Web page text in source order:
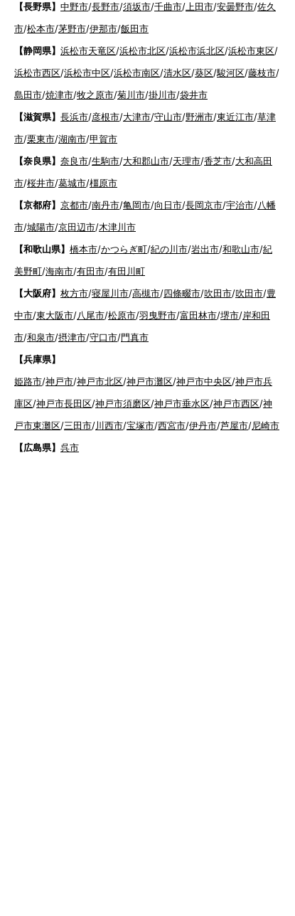
【長野県】 中野市/長野市/須坂市/千曲市/ 上田市/安曇野市/佐久
市/松本市/茅野市/伊那市/飯田市
【静岡県】 浜松市天竜区/浜松市北区/浜松市浜北区/浜松市東区/
浜松市西区/浜松市中区/浜松市南区/清水区/葵区/駿河区/藤枝市/
島田市/焼津市/牧之原市/菊川市/掛川市/袋井市
【滋賀県】 長浜市/彦根市/大津市/守山市/野洲市/東近江市/草津
市/栗東市/湖南市/甲賀市
【奈良県】 奈良市/生駒市/大和郡山市/天理市/香芝市/大和高田
市/桜井市/葛城市/橿原市
【京都府】 京都市/南丹市/亀岡市/向日市/長岡京市/宇治市/八幡
市/城陽市/京田辺市/木津川市
【和歌山県】 橋本市/かつらぎ町/紀の川市/岩出市/和歌山市/紀
美野町/海南市/有田市/有田川町
【大阪府】 枚方市/寝屋川市/高槻市/四條畷市/吹田市/吹田市/豊
中市/東大阪市/八尾市/松原市/羽曳野市/富田林市/堺市/岸和田
市/和泉市/摂津市/守口市/門真市
【兵庫県】
姫路市/神戸市/神戸市北区/神戸市灘区/神戸市中央区/神戸市兵
庫区/神戸市長田区/神戸市須磨区/神戸市垂水区/神戸市西区/神
戸市東灘区/三田市/川西市/宝塚市/西宮市/伊丹市/芦屋市/尼崎市
【広島県】 呉市